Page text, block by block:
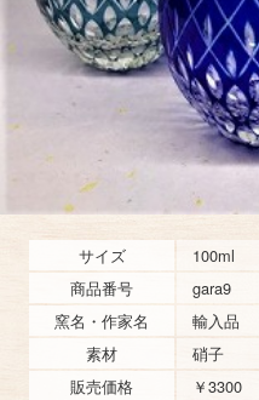
サイズ
100ml
商品番号
gara9
窯名・作家名
輸入品
素材
硝子
販売価格
￥3300